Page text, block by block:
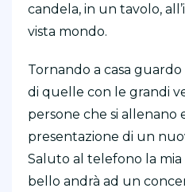
candela, in un tavolo,
vista mondo.
Tornando a casa
di quelle con le grandi
persone che si allenano
presentazione di un
Saluto al telefono la mia
bello andrà ad un